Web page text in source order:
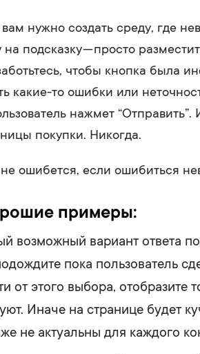
вам нужно создать среду, где
на подсказку — просто
чтобы кнопка была
какие-то ошибки или
нажмет
покупки. Никогда.
не ошибется, если ошибиться
примеры:
возможный вариант ответа
пока пользователь
от этого выбора, отобразите
Иначе на странице будет
не актуальны для каждого